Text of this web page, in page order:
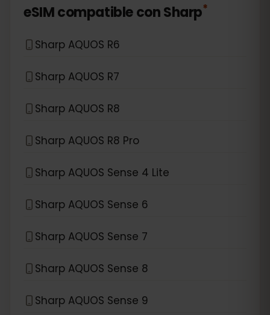
eSIM compatible conSharp*
Sharp AQUOS R6
Sharp AQUOS R7
Sharp AQUOS R8
Sharp AQUOS R8 Pro
Sharp AQUOS Sense 4 Lite
Sharp AQUOS Sense 6
Sharp AQUOS Sense 7
Sharp AQUOS Sense 8
Sharp AQUOS Sense 9